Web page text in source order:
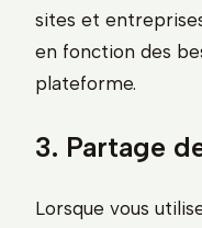
sites et
en fonction des
plateforme.
3. Partage
Lorsque vous